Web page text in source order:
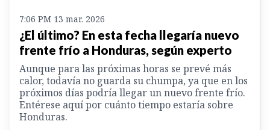
7:06 PM 13 mar. 2026
¿El último? En esta fecha llegaría nuevo
frente frío a Honduras, según experto
Aunque para las próximas horas se prevé más
calor, todavía no guarda su chumpa, ya que en los
próximos días podría llegar un nuevo frente frío.
Entérese aquí por cuánto tiempo estaría sobre
Honduras.